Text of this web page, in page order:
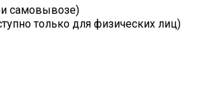
самовывозе)
только для физических лиц)